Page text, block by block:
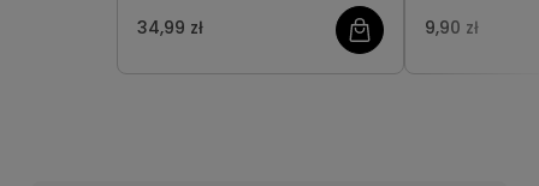
34,99 zł 9,90 zł